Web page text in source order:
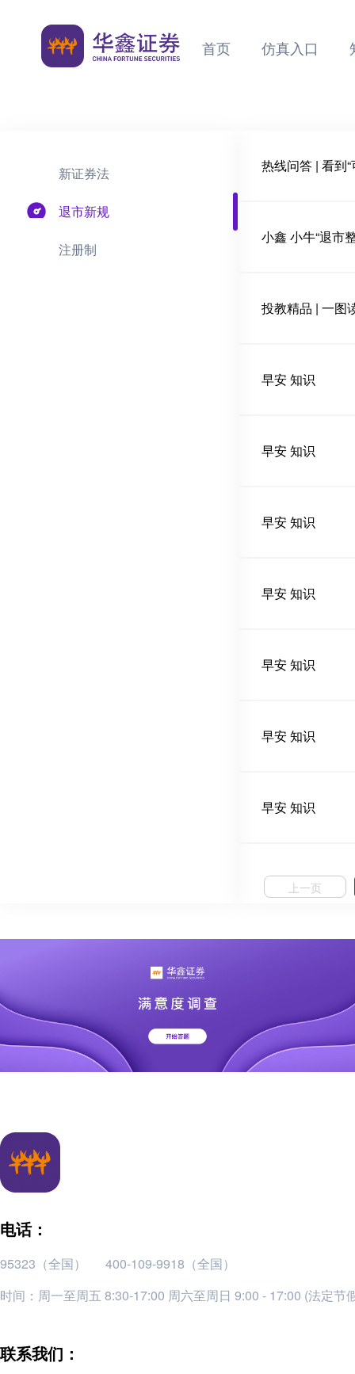
首页 仿真入口
新证券法
退市新规
注册制
小鑫 小牛“退市
投教精品 | 一图
早安 知识
早安 知识
早安 知识
早安 知识
早安 知识
早安 知识
早安 知识
上一页
电话：
95323（全国）
400-109-9918（全国）
时间：周一至周五 8:30-17:00 周六至周日 9:00 - 17:00 (法定节
联系我们：